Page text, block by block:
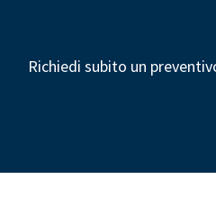
Richiedi subito un